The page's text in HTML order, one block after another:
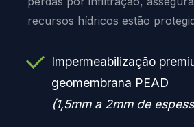
recursos hídricos estão
Impermeabilização
geomembrana PEAD
(1,5mm a 2mm de